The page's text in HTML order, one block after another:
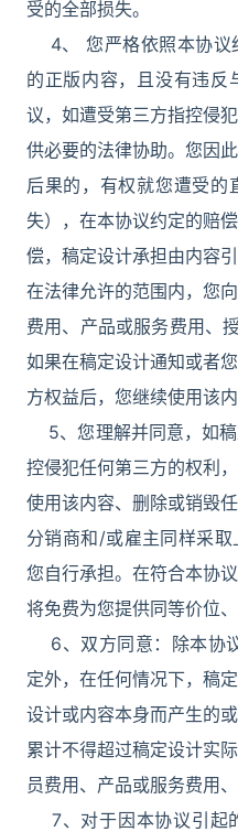
受的全部损失。
4、 您严格依照本协议
的正版内容，且没有违反
议，如遭受第三方指控侵
供必要的法律协助。您因
后果的，有权就您遭受的
失），在本协议约定的赔
偿，稿定设计承担由内容
在法律允许的范围内，您
费用、产品或服务费用、
如果在稿定设计通知或者
方权益后，您继续使用该
5、您理解并同意，如
控侵犯任何第三方的权利
使用该内容、删除或销毁
分销商和/或雇主同样采
您自行承担。在符合本协
将免费为您提供同等价位
6、双方同意：除本协
定外，在任何情况下，稿
设计或内容本身而产生的
累计不得超过稿定设计实
员费用、产品或服务费用、
7、对于因本协议引起